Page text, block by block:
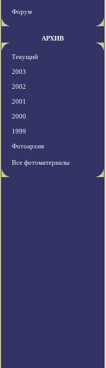
Форум
АРХИВ
Текущий
2003
2002
2001
2000
1999
Фотоархив
Все фотоматериалы